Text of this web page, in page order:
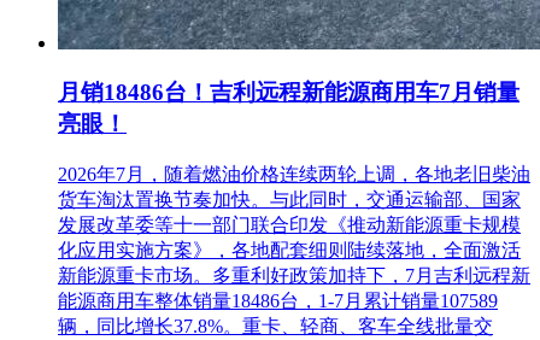
投标人如果针对此招标(采购)文件存在异议，邮件发送异议
(word文档及加盖公章的扫描件)。招标人或招标代理会在法定
请电话告知(联系电话：18726271778，联系人：魏工)。
月销18486台！吉利远程新能源商用车7月销量
亮眼！
2026年7月，随着燃油价格连续两轮上调，各地老旧柴油
货车淘汰置换节奏加快。与此同时，交通运输部、国家
发展改革委等十一部门联合印发《推动新能源重卡规模
化应用实施方案》，各地配套细则陆续落地，全面激活
新能源重卡市场。多重利好政策加持下，7月吉利远程新
能源商用车整体销量18486台，1-7月累计销量107589
辆，同比增长37.8%。重卡、轻商、客车全线批量交